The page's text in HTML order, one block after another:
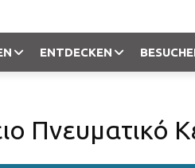
ENTDECKEN
Πνευματικό